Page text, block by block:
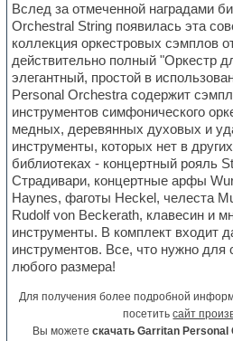
Вслед за отмеченной наградами
Orchestral String появилась эта
коллекция оркестровых сэмплов
действительно полный "Оркестр
элегантный, простой в
Personal Orchestra содержит
инструментов симфонического
медных, деревянных духовых и
инструменты, которых нет в
библиотеках - концертный рояль
Страдивари, концертные арфы
Haynes, фаготы Heckel, челеста
Rudolf von Beckerath, клавесин и
инструменты. В комплект входит
инструментов. Все, что нужно для
любого размера!
Для получения более подробной
посетитьсайт
Вы можете скачать Garritan Personal